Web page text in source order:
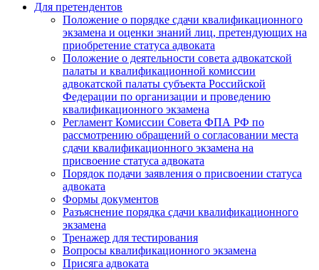
Для претендентов
Положение о порядке сдачи квалификационного
экзамена и оценки знаний лиц, претендующих на
приобретение статуса адвоката
Положение о деятельности совета адвокатской
палаты и квалификационной комиссии
адвокатской палаты субъекта Российской
Федерации по организации и проведению
квалификационного экзамена
Регламент Комиссии Совета ФПА РФ по
рассмотрению обращений о согласовании места
сдачи квалификационного экзамена на
присвоение статуса адвоката
Порядок подачи заявления о присвоении статуса
адвоката
Формы документов
Разъяснение порядка сдачи квалификационного
экзамена
Тренажер для тестирования
Вопросы квалификационного экзамена
Присяга адвоката